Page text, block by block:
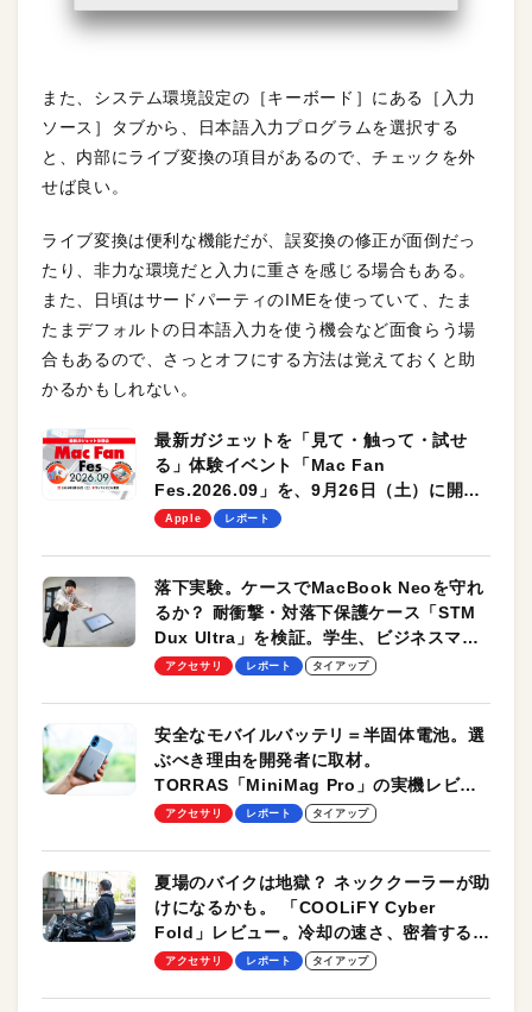
また、システム環境設定の［キーボード］にある［入力
ソース］タブから、日本語入力プログラムを選択する
と、内部にライブ変換の項目があるので、チェックを外
せば良い。
ライブ変換は便利な機能だが、誤変換の修正が面倒だっ
たり、非力な環境だと入力に重さを感じる場合もある。
また、日頃はサードパーティのIMEを使っていて、たま
たまデフォルトの日本語入力を使う機会など面食らう場
合もあるので、さっとオフにする方法は覚えておくと助
かるかもしれない。
最新ガジェットを「見て・触って・試せ
る」体験イベント「Mac Fan
Fes.2026.09」を、9月26日（土）に開催
します！
Apple レポート
落下実験。ケースでMacBook Neoを守れ
るか？ 耐衝撃・対落下保護ケース「STM
Dux Ultra」を検証。学生、ビジネスマン
のモバイルユースに最適！
アクセサリ レポート タイアップ
安全なモバイルバッテリ＝半固体電池。選
ぶべき理由を開発者に取材。
TORRAS「MiniMag Pro」の実機レビュ
ーも
アクセサリ レポート タイアップ
夏場のバイクは地獄？ ネッククーラーが助
けになるかも。 「COOLiFY Cyber
Fold」レビュー。冷却の速さ、密着する冷
却プレート、シンプルな操作性がグッド！
アクセサリ レポート タイアップ